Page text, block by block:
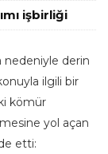
işbirliği
nedeniyle derin
ilgili bir
kömür
yol açan
etti: